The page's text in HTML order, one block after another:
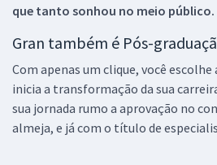
que tanto sonhou no meio público.
Gran também é Pós-
Com apenas um clique, você escolhe
inicia a transformação da sua
sua jornada rumo a aprovação no
almeja, e já com o título de